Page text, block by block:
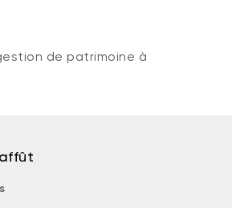
de patrimoine à